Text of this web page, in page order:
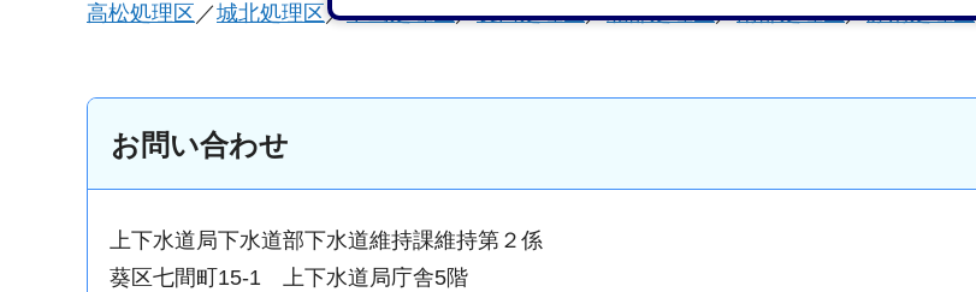
高松処理区 ／城北処理区 ／中島処理区／長田処理区／北部処理区／南部処理区／静清処理区
お問い合わせ
上下水道局下水道部下水道維持課維持第２係
葵区七間町15-1 上下水道局庁舎5階